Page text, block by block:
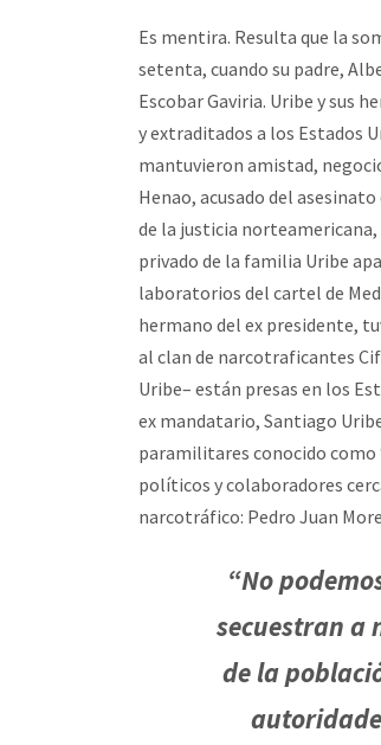
Es mentira. Resulta que la
setenta, cuando su padre,
Escobar Gaviria. Uribe y sus
y extraditados a los Estados
mantuvieron amistad,
Henao, acusado del
de la justicia
privado de la familia Uribe
laboratorios del cartel de
hermano del ex presidente,
al clan de narcotraficantes
Uribe– están presas en los
ex mandatario, Santiago
paramilitares conocido como
políticos y colaboradores
narcotráfico: Pedro Juan
“No
secuestran a
de la